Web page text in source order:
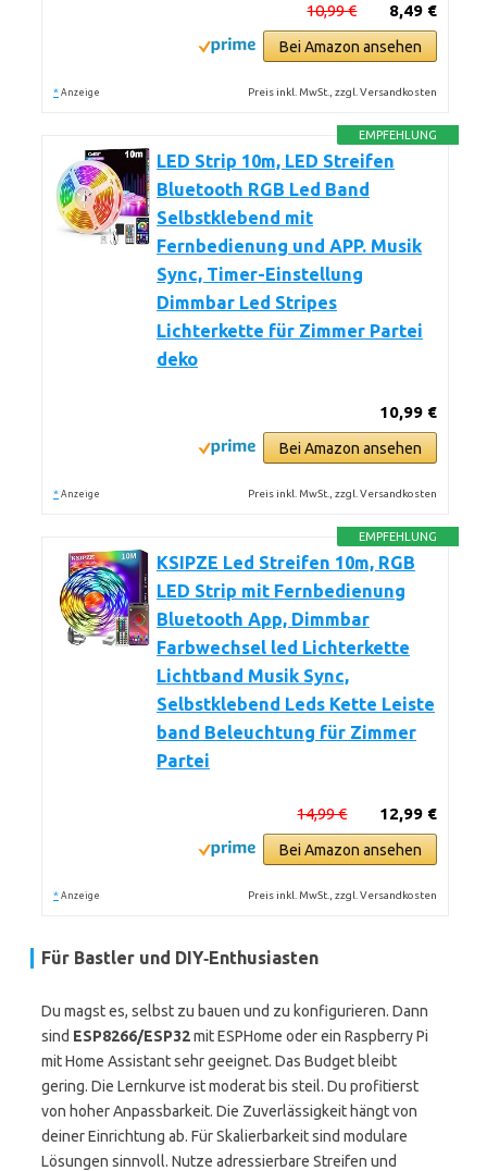
8,49 €
10,99 €
Bei Amazon ansehen
* Anzeige Preis inkl. MwSt., zzgl. Versandkosten
EMPFEHLUNG
LED Strip 10m, LED Streifen
Bluetooth RGB Led Band
Selbstklebend mit
Fernbedienung und APP. Musik
Sync, Timer-Einstellung
Dimmbar Led Stripes
Lichterkette für Zimmer Partei
deko
10,99 €
Bei Amazon ansehen
* Anzeige Preis inkl. MwSt., zzgl. Versandkosten
EMPFEHLUNG
KSIPZE Led Streifen 10m, RGB
LED Strip mit Fernbedienung
Bluetooth App, Dimmbar
Farbwechsel led Lichterkette
Lichtband Musik Sync,
Selbstklebend Leds Kette Leiste
band Beleuchtung für Zimmer
Partei
12,99 €
14,99 €
Bei Amazon ansehen
* Anzeige Preis inkl. MwSt., zzgl. Versandkosten
Für Bastler und DIY‑Enthusiasten
Du magst es, selbst zu bauen und zu konfigurieren. Dann
sind ESP8266/ESP32mit ESPHome oder ein Raspberry Pi
mit Home Assistant sehr geeignet. Das Budget bleibt
gering. Die Lernkurve ist moderat bis steil. Du profitierst
von hoher Anpassbarkeit. Die Zuverlässigkeit hängt von
deiner Einrichtung ab. Für Skalierbarkeit sind modulare
Lösungen sinnvoll. Nutze adressierbare Streifen und